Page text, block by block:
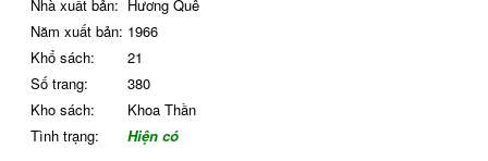
Nhà xuất bản: Hương Quê
Năm xuất bản: 1966
Khổ sách:
21
Số trang:
380
Kho sách:
Khoa Thần
Tình trạng:
Hiện có